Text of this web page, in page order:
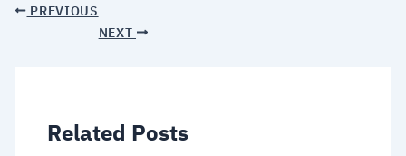
PREVIOUS
NEXT
Related Posts